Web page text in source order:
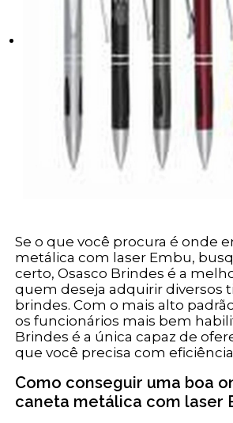
Se o que você procura é onde
metálica com laser Embu,
certo, Osasco Brindes é a
quem deseja adquirir diversos
brindes. Com o mais alto
os funcionários mais bem
Brindes é a única capaz de
que você precisa com
Como conseguir uma boa
caneta metálica com laser